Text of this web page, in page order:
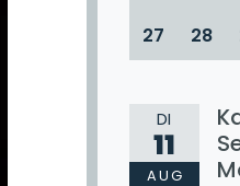
27
28
DI
11
AUG